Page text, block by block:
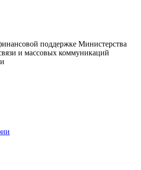
поддержке Министерства
и массовых коммуникаций